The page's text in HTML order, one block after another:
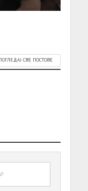
СВЕ ПОСТОВЕ